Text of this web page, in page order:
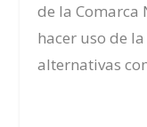
de la Comarca
hacer uso de
alternativas